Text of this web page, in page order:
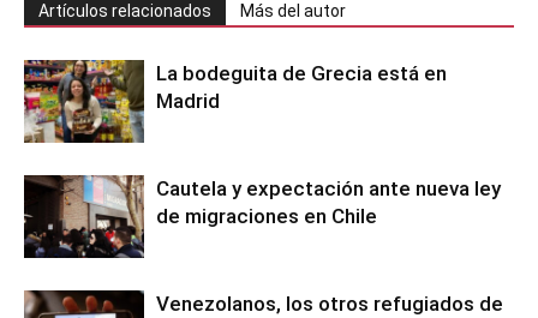
Artículos relacionados Más del autor
La bodeguita de Grecia está en
Madrid
Cautela y expectación ante nueva ley
de migraciones en Chile
Venezolanos, los otros refugiados de